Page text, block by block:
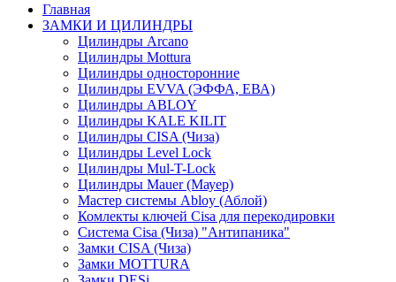
Главная
ЗАМКИ И ЦИЛИНДРЫ
Цилиндры Arcano
Цилиндры Mottura
Цилиндры односторонние
Цилиндры EVVA (ЭФФА, ЕВА)
Цилиндры ABLOY
Цилиндры KALE KILIT
Цилиндры CISA (Чиза)
Цилиндры Level Lock
Цилиндры Mul-T-Lock
Цилиндры Mauer (Мауер)
Мастер системы Abloy (Аблой)
Комлекты ключей Cisa для перекодировки
Система Cisa (Чиза) "Антипаника"
Замки CISA (Чиза)
Замки MOTTURA